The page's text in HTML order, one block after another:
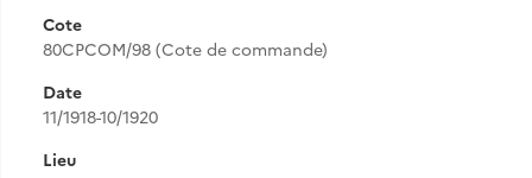
Cote
80CPCOM/98 (Cote de commande)
Date
11/1918-10/1920
Lieu